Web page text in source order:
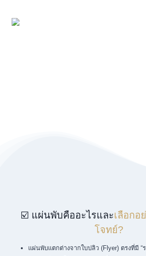
☑️ แผ่นพับคืออะไรและเลือกอ
โจทย์?
แผ่นพับแตกต่างจากใบปลิว (Flyer) ตรงที่มี “